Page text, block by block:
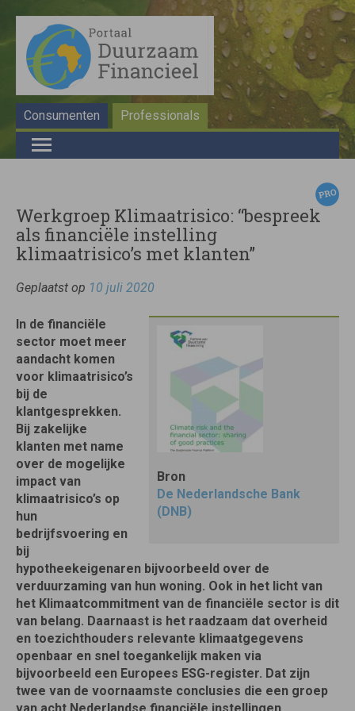
Consumenten Professionals
Werkgroep Klimaatrisico: “bespreek
als financiële instelling
klimaatrisico’s met klanten”
Geplaatst op 10 juli 2020
Bron
De Nederlandsche Bank
(DNB)
In de financiële
sector moet meer
aandacht komen
voor klimaatrisico’s
bij de
klantgesprekken.
Bij zakelijke
klanten met name
over de mogelijke
impact van
klimaatrisico’s op
hun
bedrijfsvoering en
bij
hypotheekeigenaren bijvoorbeeld over de
verduurzaming van hun woning. Ook in het licht van
het Klimaatcommitment van de financiële sector is dit
van belang. Daarnaast is het raadzaam dat overheid
en toezichthouders relevante klimaatgegevens
openbaar en snel toegankelijk maken via
bijvoorbeeld een Europees ESG-register. Dat zijn
twee van de voornaamste conclusies die een groep